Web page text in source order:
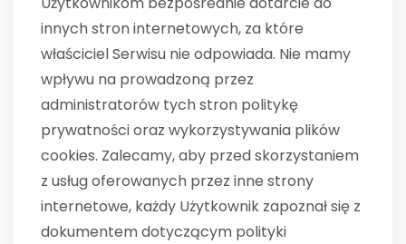
innych stron internetowych, za które
właściciel Serwisu nie odpowiada. Nie mamy
wpływu na prowadzoną przez
administratorów tych stron politykę
prywatności oraz wykorzystywania plików
cookies. Zalecamy, aby przed skorzystaniem
z usług oferowanych przez inne strony
internetowe, każdy Użytkownik zapoznał się z
dokumentem dotyczącym polityki